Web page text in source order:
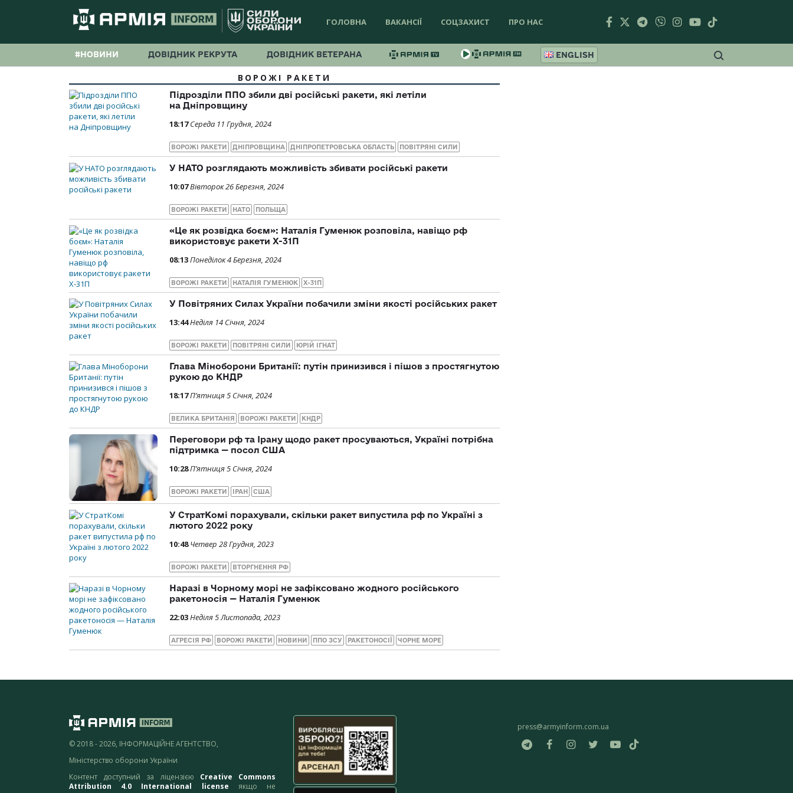
ГОЛОВНА ВАКАНСІЇ СОЦЗАХИСТ ПРО НАС
#НОВИНИ ДОВІДНИК РЕКРУТА ДОВІДНИК ВЕТЕРАНА ENGLISH
ВОРОЖІ РАКЕТИ
Підрозділи ППО збили дві російські ракети, які летіли
на Дніпровщину
18:17 Середа 11 Грудня, 2024
ВОРОЖІ РАКЕТИ ДНІПРОВЩИНА ДНІПРОПЕТРОВСЬКА ОБЛАСТЬ ПОВІТРЯНІ СИЛИ
У НАТО розглядають можливість збивати російські ракети
10:07Вівторок 26 Березня, 2024
ВОРОЖІ РАКЕТИ НАТО ПОЛЬЩА
«Це як розвідка боєм»: Наталія Гуменюк розповіла, навіщо рф
використовує ракети Х-31П
08:13Понеділок 4 Березня, 2024
ВОРОЖІ РАКЕТИ НАТАЛІЯ ГУМЕНЮК Х-31П
У Повітряних Силах України побачили зміни якості російських ракет
13:44Неділя 14 Січня, 2024
ВОРОЖІ РАКЕТИ ПОВІТРЯНІ СИЛИ ЮРІЙ ІГНАТ
Глава Міноборони Британії: путін принизився і пішов з простягнутою
рукою до КНДР
18:17П’ятниця 5 Січня, 2024
ВЕЛИКА БРИТАНІЯ ВОРОЖІ РАКЕТИ КНДР
Переговори рф та Ірану щодо ракет просуваються, Україні потрібна
підтримка — посол США
10:28П’ятниця 5 Січня, 2024
ВОРОЖІ РАКЕТИ ІРАН США
У СтратКомі порахували, скільки ракет випустила рф по Україні з
лютого 2022 року
10:48 Четвер 28 Грудня, 2023
ВОРОЖІ РАКЕТИ ВТОРГНЕННЯ РФ
Наразі в Чорному морі не зафіксовано жодного російського
ракетоносія — Наталія Гуменюк
22:03Неділя 5 Листопада, 2023
АГРЕСІЯ РФ ВОРОЖІ РАКЕТИ НОВИНИ ППО ЗСУ РАКЕТОНОСІЇ ЧОРНЕ МОРЕ
© 2018 - 2026, ІНФОРМАЦІЙНЕ АГЕНТСТВО,
Міністерство оборони України
Контент доступний за ліцензією Creative Commons
Attribution 4.0 International license якщо не
press@armyinform.com.ua